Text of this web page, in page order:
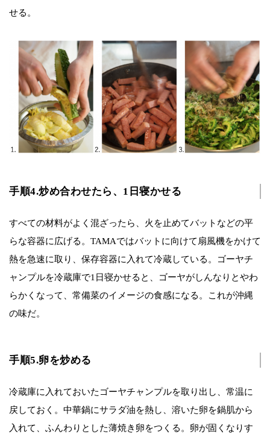
せる。
手順4.炒め合わせたら、1日寝かせる
すべての材料がよく混ざったら、火を止めてバットなどの平
らな容器に広げる。TAMAではバットに向けて扇風機をかけて
熱を急速に取り、保存容器に入れて冷蔵している。ゴーヤチ
ャンプルを冷蔵庫で1日寝かせると、ゴーヤがしんなりとやわ
らかくなって、常備菜のイメージの食感になる。これが沖縄
の味だ。
手順5.卵を炒める
冷蔵庫に入れておいたゴーヤチャンプルを取り出し、常温に
戻しておく。中華鍋にサラダ油を熱し、溶いた卵を鍋肌から
入れて、ふんわりとした薄焼き卵をつくる。卵が固くなりす